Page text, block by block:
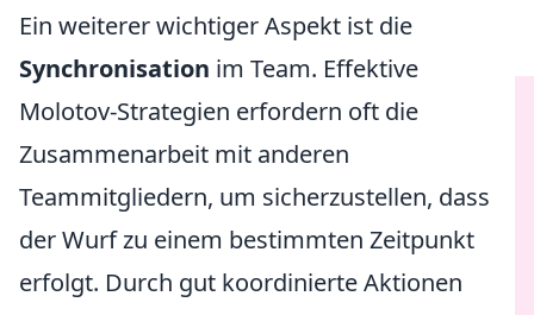
Ein weiterer wichtiger Aspekt ist die
Synchronisation im Team. Effektive
Molotov-Strategien erfordern oft die
Zusammenarbeit mit anderen
Teammitgliedern, um sicherzustellen, dass
der Wurf zu einem bestimmten Zeitpunkt
erfolgt. Durch gut koordinierte Aktionen